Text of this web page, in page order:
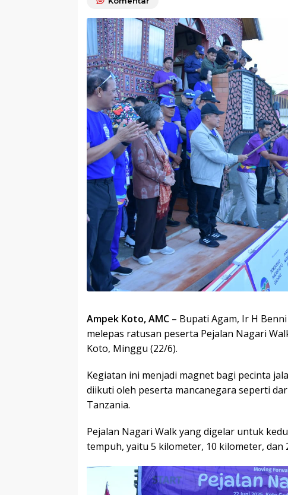
Ampek Koto, AMC – Bupati Agam, Ir H
melepas ratusan peserta Pejalan Nagari
Koto, Minggu (22/6).
Kegiatan ini menjadi magnet bagi pecinta
diikuti oleh peserta mancanegara seperti
Tanzania.
Pejalan Nagari Walk yang digelar untuk
tempuh, yaitu 5 kilometer, 10 kilometer, dan